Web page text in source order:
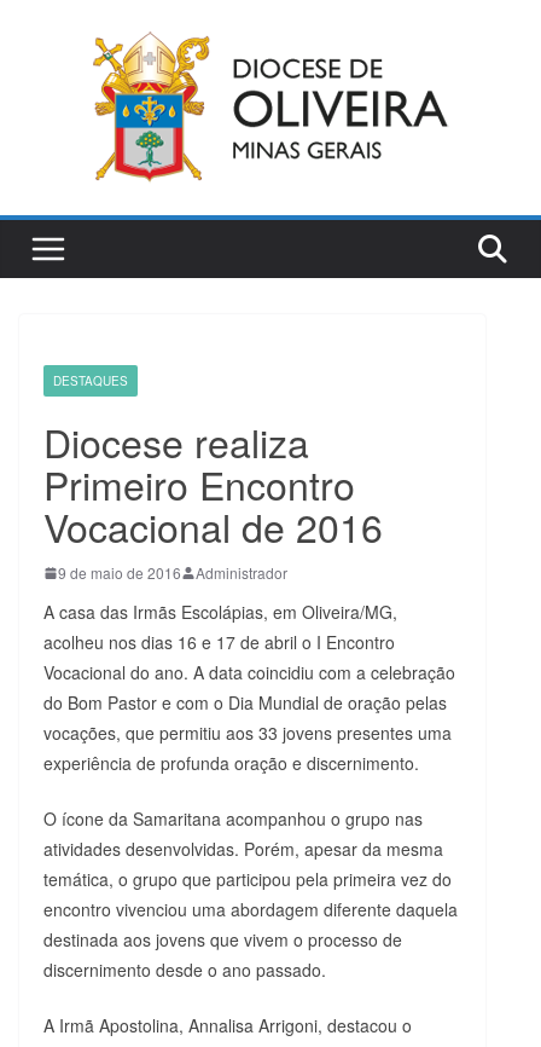
DESTAQUES
Diocese realiza
Primeiro Encontro
Vocacional de 2016
9 de maio de 2016 Administrador
A casa das Irmãs Escolápias, em Oliveira/MG,
acolheu nos dias 16 e 17 de abril o I Encontro
Vocacional do ano. A data coincidiu com a celebração
do Bom Pastor e com o Dia Mundial de oração pelas
vocações, que permitiu aos 33 jovens presentes uma
experiência de profunda oração e discernimento.
O ícone da Samaritana acompanhou o grupo nas
atividades desenvolvidas. Porém, apesar da mesma
temática, o grupo que participou pela primeira vez do
encontro vivenciou uma abordagem diferente daquela
destinada aos jovens que vivem o processo de
discernimento desde o ano passado.
A Irmã Apostolina, Annalisa Arrigoni, destacou o